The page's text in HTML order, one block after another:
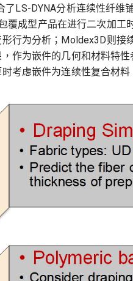
了LS-DYNA分析连续性纤维
覆成型产品在进行二次加工
行为分析；Moldex3D则接
作为嵌件的几何和材料特
考虑嵌件为连续性复合材